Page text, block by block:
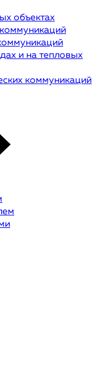
объектах
и на тепловых
коммуникаций